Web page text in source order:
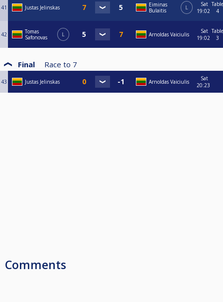
41 Justas Jelinskas
Eiminas
Bulaitis
L
Sat
19:02
Table
4
42
Tomas
Safonovas
L Arnoldas Vaiciulis
Sat
19:02
Table
3
Final Race to 7
43 Justas Jelinskas Arnoldas Vaiciulis
Sat
20:23
Comments